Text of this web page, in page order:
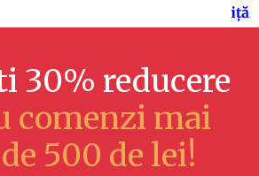
30% reducere
comenzi mai
500 de lei!